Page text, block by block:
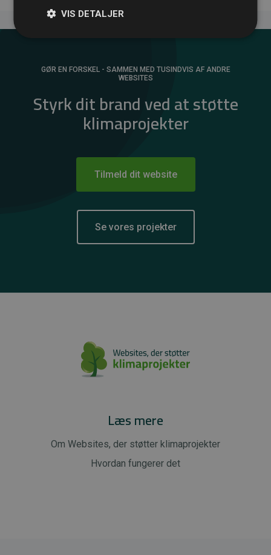
GØR EN FORSKEL - SAMMEN MED TUSINDVIS AF ANDRE
WEBSITES
Styrk dit brand ved at støtte
klimaprojekter
Tilmeld dit website
Se vores projekter
Læs mere
Om Websites, der støtter klimaprojekter
Hvordan fungerer det
VIS DETALJER